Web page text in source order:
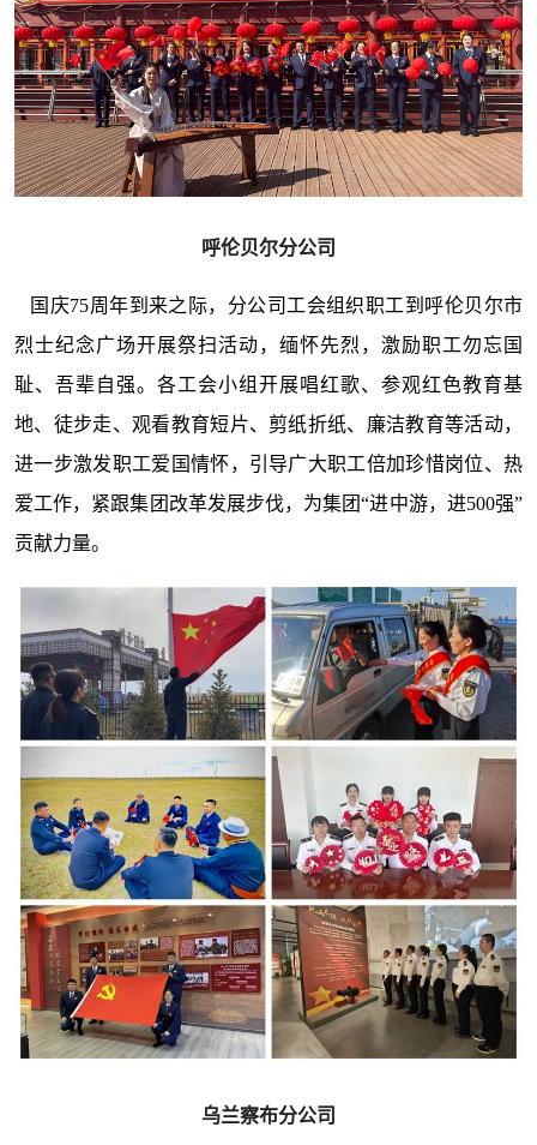
呼伦贝尔分公司
国庆75周年到来之际，分公司工会组织职工到呼伦贝尔市
烈士纪念广场开展祭扫活动，缅怀先烈，激励职工勿忘国
耻、吾辈自强。各工会小组开展唱红歌、参观红色教育基
地、徒步走、观看教育短片、剪纸折纸、廉洁教育等活动，
进一步激发职工爱国情怀，引导广大职工倍加珍惜岗位、热
爱工作，紧跟集团改革发展步伐，为集团“进中游，进500强”
贡献力量。
乌兰察布分公司